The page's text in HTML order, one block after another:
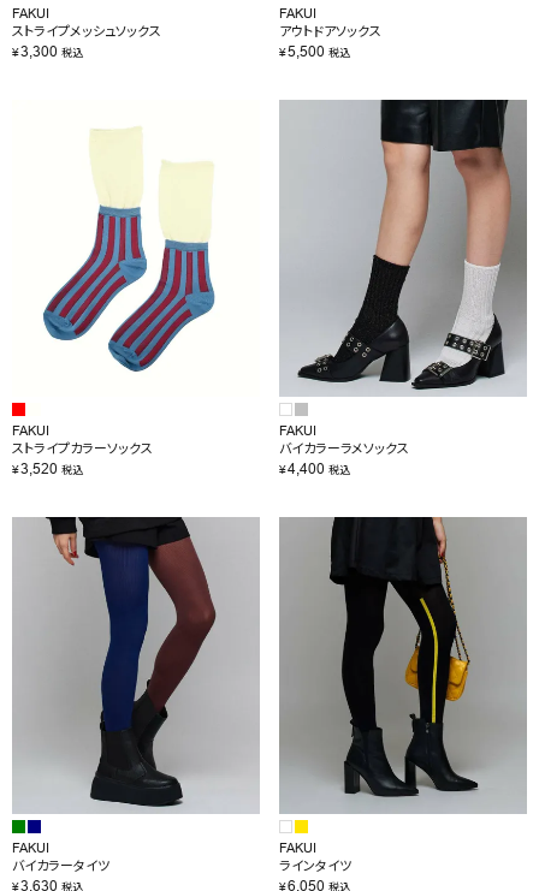
FAKUI
ストライプメッシュソックス
¥3,300 税込
FAKUI
アウトドアソックス
¥5,500 税込
FAKUI
ストライプカラーソックス
¥3,520 税込
FAKUI
バイカラーラメソックス
¥4,400 税込
FAKUI
バイカラータイツ
¥3,630 税込
FAKUI
ラインタイツ
¥6,050 税込